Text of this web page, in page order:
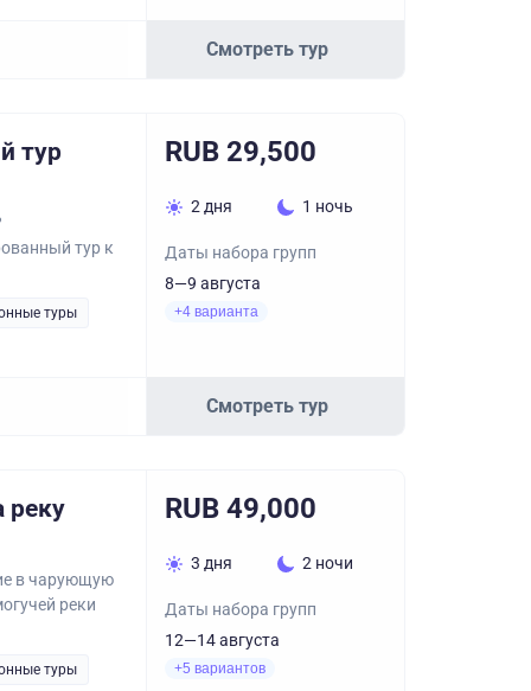
Смотреть тур
тур
тур к
туры
RUB 29,500
2 дня 1 ночь
Даты набора групп
8—9 августа
+4 варианта
Смотреть тур
реку
в чарующую
реки
туры
RUB 49,000
3 дня 2 ночи
Даты набора групп
12—14 августа
+5 вариантов